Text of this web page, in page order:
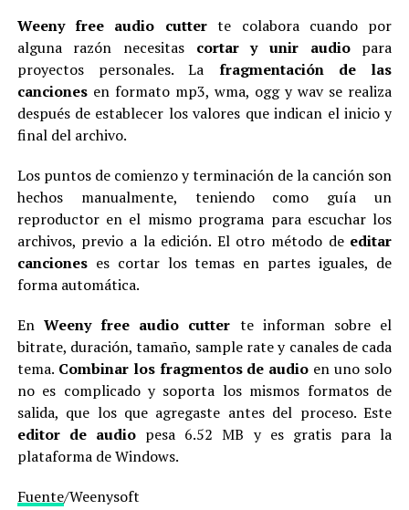
Weeny free audio cutterte colabora cuando por
alguna razón necesitas cortar y unir audio para
proyectos personales. La fragmentación de las
canciones en formato mp3, wma, ogg y wav se realiza
después de establecer los valores que indican el inicio y
final del archivo.
Los puntos de comienzo y terminación de la canción son
hechos manualmente, teniendo como guía un
reproductor en el mismo programa para escuchar los
archivos, previo a la edición. El otro método deeditar
cancioneses cortar los temas en partes iguales, de
forma automática.
En Weeny free audio cutter te informan sobre el
bitrate, duración, tamaño, sample rate y canales de cada
tema. Combinar los fragmentos de audio en uno solo
no es complicado y soporta los mismos formatos de
salida, que los que agregaste antes del proceso. Este
editor de audio pesa 6.52 MB y es gratis para la
plataforma de Windows.
Fuente/Weenysoft